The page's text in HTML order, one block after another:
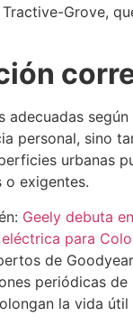
Grove,
adecuadas
personal, sino
urbanas
o exigentes.
Geely debuta
para
de
periódicas
la vida